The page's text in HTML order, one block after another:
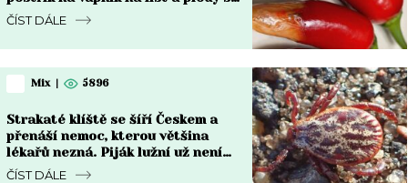
vzpamatují do týdne
ČÍST DÁLE
Mix | 5896
Strakaté klíště se šíří Českem a
přenáší nemoc, kterou většina
lékařů nezná. Piják lužní už není
jen na Moravě
ČÍST DÁLE